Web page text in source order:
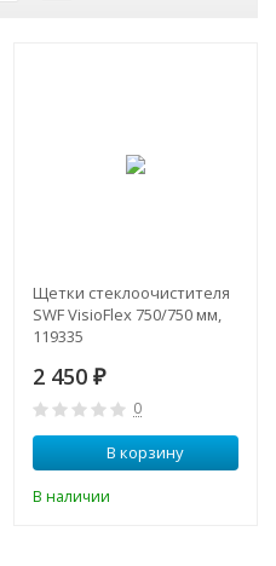
Щетки стеклоочистителя
SWF VisioFlex 750/750 мм,
119335
2 450 ₽
0
В корзину
В наличии